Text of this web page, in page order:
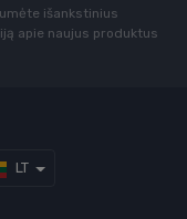
išankstinius
apie naujus produktus
LT